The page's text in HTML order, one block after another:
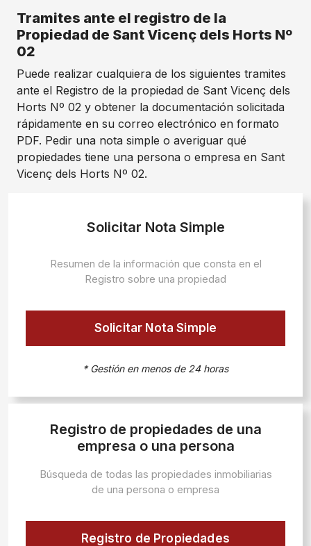
Tramites ante el registro de la
Propiedad de Sant Vicenç dels Horts Nº
02
Puede realizar cualquiera de los siguientes tramites
ante el Registro de la propiedad de Sant Vicenç dels
Horts Nº 02 y obtener la documentación solicitada
rápidamente en su correo electrónico en formato
PDF. Pedir una nota simple o averiguar qué
propiedades tiene una persona o empresa en Sant
Vicenç dels Horts Nº 02.
Solicitar Nota Simple
Resumen de la información que consta en el
Registro sobre una propiedad
Solicitar Nota Simple
* Gestión en menos de 24 horas
Registro de propiedades de una
empresa o una persona
Búsqueda de todas las propiedades inmobiliarias
de una persona o empresa
Registro de Propiedades